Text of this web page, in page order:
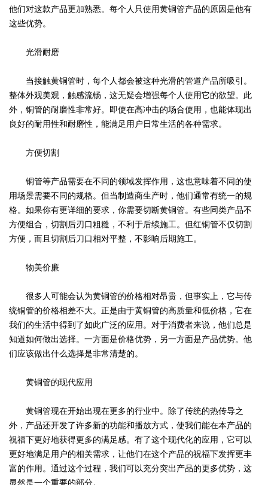
他们对这款产品更加熟悉。每个人只使用黄铜管产品的原因是他有
这些优势。
光滑耐磨
当接触黄铜管时，每个人都会被这种光滑的管道产品所吸引。
整体外观美观，触感流畅，这无疑会增强每个人使用它的欲望。此
外，铜管的耐磨性非常好。即使在高冲击的场合使用，也能体现出
良好的耐用性和耐磨性，能满足用户日常生活的各种需求。
方便切割
铜管等产品需要在不同的领域发挥作用，这也意味着不同的使
用场景需要不同的规格。但当制造商生产时，他们通常有统一的规
格。如果你有更详细的要求，你需要切断黄铜管。有些同类产品不
方便组合，切割后刃口粗糙，不利于后续施工。但红铜管不仅切割
方便，而且切割后刀口相对平整，不影响后期施工。
物美价廉
很多人可能会认为黄铜管的价格相对昂贵，但事实上，它与传
统铜管的价格相差不大。正是由于黄铜管的高质量和低价格，它在
我们的生活中得到了如此广泛的应用。对于消费者来说，他们总是
知道如何做出选择。一方面是价格优势，另一方面是产品优势。他
们应该做出什么选择是非常清楚的。
黄铜管的现代应用
黄铜管现在开始出现在更多的行业中。除了传统的热传导之
外，产品还开发了许多新的功能和播放方式，使我们能在本产品的
祝福下更好地获得更多的满足感。有了这个现代化的应用，它可以
更好地满足用户的相关需求，让他们在这个产品的祝福下发挥更丰
富的作用。通过这个过程，我们可以充分突出产品的更多优势，这
显然是一个重要的部分。